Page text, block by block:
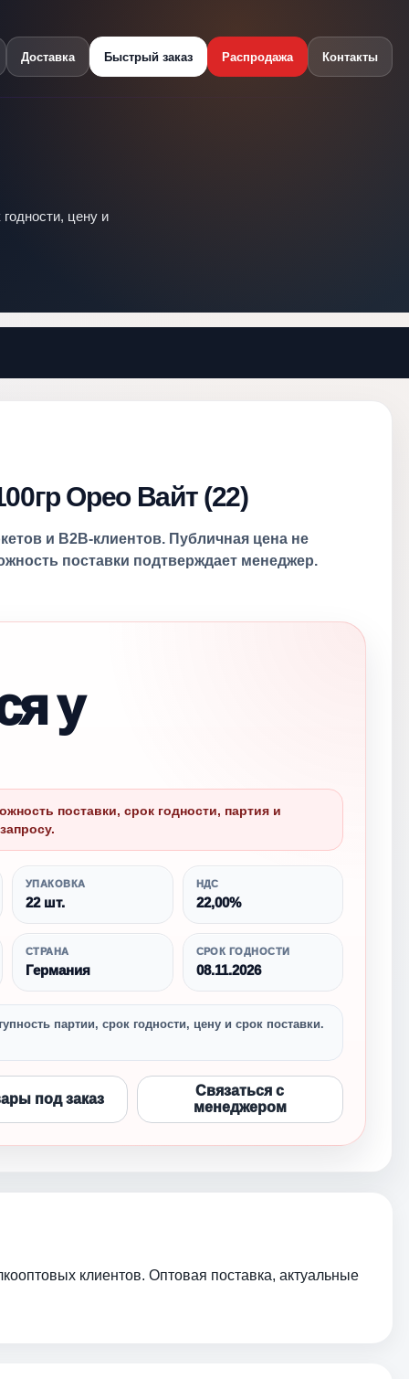
Доставка Быстрый заказ Распродажа Контакты
цену и
Орео Вайт (22)
и B2B-клиентов. Публичная цена не
поставки подтверждает менеджер.
у
поставки, срок годности, партия и
УПАКОВКА
22 шт.
НДС
22,00%
СТРАНА
Германия
СРОК ГОДНОСТИ
08.11.2026
партии, срок годности, цену и срок поставки.
под заказ
Связаться с
менеджером
клиентов. Оптовая поставка, актуальные